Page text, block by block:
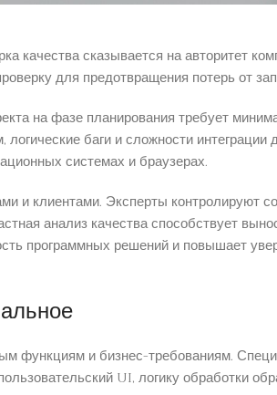
сказывается на авторитет
для предотвращения потерь от
на фазе планирования требует
баги и сложности интеграции
системах и браузерах.
и клиентами. Эксперты контролируют
анализ качества способствует
программных решений и повышает
функциям и бизнес-требованиям.
UI, логику обработки